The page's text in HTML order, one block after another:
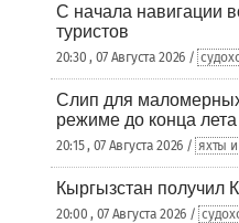
С начала навигации
туристов
20:30 , 07 Августа 2026 /
Слип для маломерных
режиме до конца лета
20:15 , 07 Августа 2026 / яхты
Кыргызстан получил
20:00 , 07 Августа 2026 /